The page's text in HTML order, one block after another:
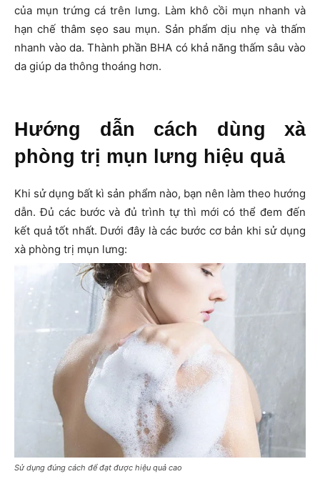
của mụn trứng cá trên lưng. Làm khô cồi mụn nhanh và
hạn chế thâm sẹo sau mụn. Sản phẩm dịu nhẹ và thấm
nhanh vào da. Thành phần BHA có khả năng thấm sâu vào
da giúp da thông thoáng hơn.
Hướng dẫn cách dùng xà
phòng trị mụn lưng hiệu quả
Khi sử dụng bất kì sản phẩm nào, bạn nên làm theo hướng
dẫn. Đủ các bước và đủ trình tự thì mới có thể đem đến
kết quả tốt nhất. Dưới đây là các bước cơ bản khi sử dụng
xà phòng trị mụn lưng:
Sử dụng đúng cách để đạt được hiệu quả cao